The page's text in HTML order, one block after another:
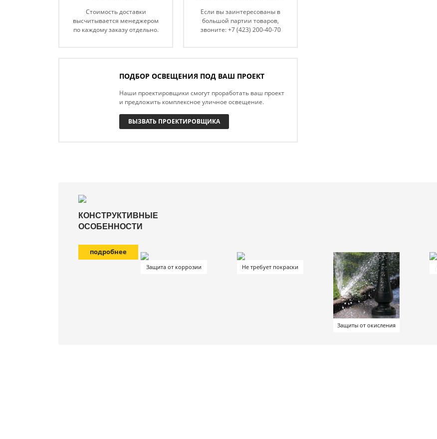
Стоимость доставки
высчитывается менеджером
по каждому заказу отдельно.
Если вы заинтересованы в
большой партии товаров,
звоните: +7 (423) 200-40-70
ПОДБОР ОСВЕЩЕНИЯ ПОД ВАШ ПРОЕКТ
Наши проектировщики смогут проработать ваш проект
и предложить комплексное уличное освещение.
ВЫЗВАТЬ ПРОЕКТИРОВЩИКА
КОНСТРУКТИВНЫЕ
ОСОБЕННОСТИ
подробнее
Защита от коррозии Не требует покраски
Защиты от окисления